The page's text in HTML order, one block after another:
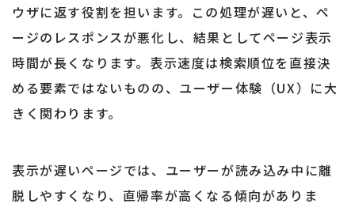
ウザに返す役割を担います。この処理が遅いと、ペ
ージのレスポンスが悪化し、結果としてページ表示
時間が長くなります。表示速度は検索順位を直接決
める要素ではないものの、ユーザー体験（UX）に大
きく関わります。
表示が遅いページでは、ユーザーが読み込み中に離
脱しやすくなり、直帰率が高くなる傾向がありま